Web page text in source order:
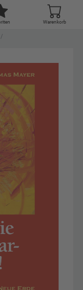
Warenkorb